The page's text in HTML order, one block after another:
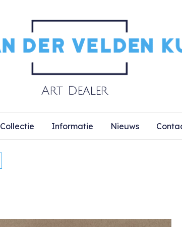
Collectie Informatie Nieuws